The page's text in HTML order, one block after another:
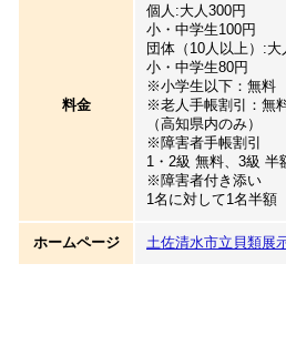
料金
個人:大人300円
小・中学生100円
団体（10人以上）:大
小・中学生80円
※小学生以下：無料
※老人手帳割引：無
（高知県内のみ）
※障害者手帳割引
1・2級 無料、3級 半
※障害者付き添い
1名に対して1名半額
ホームページ 土佐清水市立貝類展